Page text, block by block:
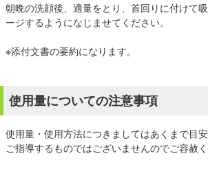
朝晩の洗顔後、適量をとり、首回りに付けて
ージするようになじませてください。
※添付文書の要約になります。
使用量についての注意事項
使用量・使用方法につきましてはあくまで目
ご指導するものではございませんのでご容赦く